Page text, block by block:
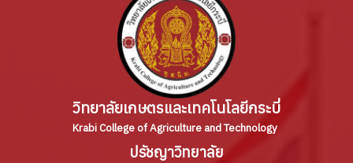
วิทยาลัยเกษตรและเทคโนโลยีกระบี่
Krabi College of Agriculture and Technology
ปรัชญาวิทยาลัย